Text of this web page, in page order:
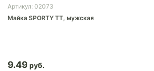
Артикул: 02073
Майка SPORTY TT, мужская
9.49